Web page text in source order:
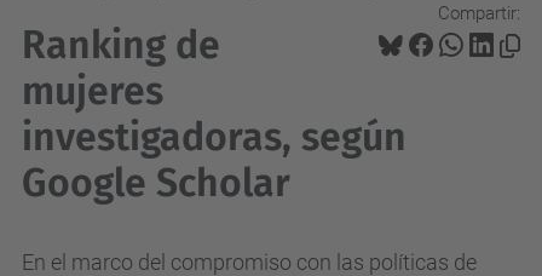
Compartir:
Ranking de
mujeres
investigadoras, según
Google Scholar
En el marco del compromiso con las políticas de